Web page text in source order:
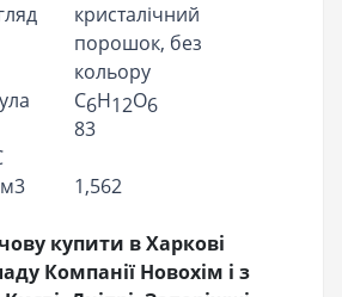
кристалічний
порошок, без
кольору
C6H12O6
83
1,562
купити в Харкові
Компанії Новохім і з